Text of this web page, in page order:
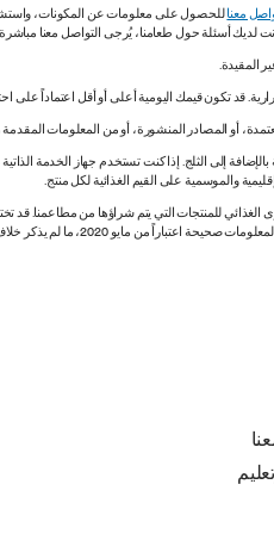
معناللحصول على معلومات عن المكونات،
لديك أسئلة حول طعامنا، يُرجى التواصل معنا
أو المصادر المنشورة، أو من المعلومات
إلى الثلج. إذا كنت تستخدم جهاز الخدمة
والموسمية على القيم الغذائية لكل منتج.
الغذائي للمنتجات التي يتم شراؤها من
من مايو 2020، ما لم يذكر خلاف ذلك.